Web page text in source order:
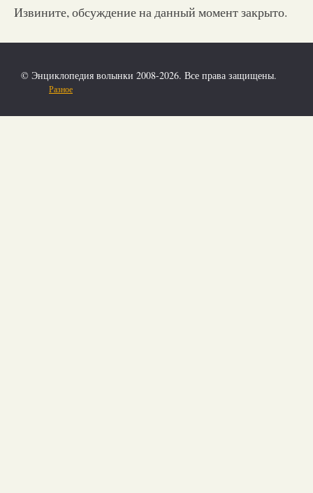
Извините, обсуждение на данный момент закрыто.
© Энциклопедия волынки 2008-2026. Все права защищены.
Разное